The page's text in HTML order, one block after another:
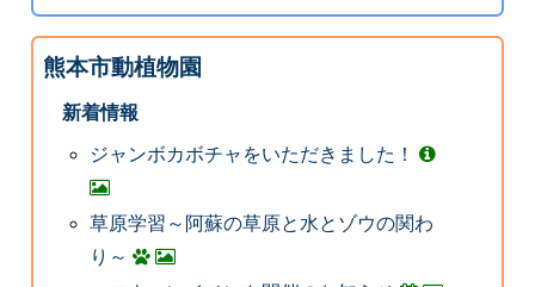
熊本市動植物園
新着情報
ジャンボカボチャをいただきました！
草原学習～阿蘇の草原と水とゾウの関わ
り～